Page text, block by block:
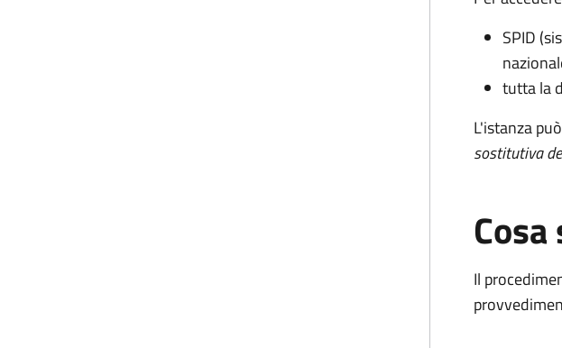
SPID
tutta la
L'istanza
sostitutiva
Il